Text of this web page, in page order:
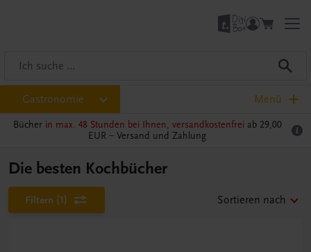
Gastronomie Menü
Bücher in max. 48 Stunden bei Ihnen, versandkostenfrei ab 29,00
EUR – Versand und Zahlung
Die besten Kochbücher
Filtern (1) Sortieren nach